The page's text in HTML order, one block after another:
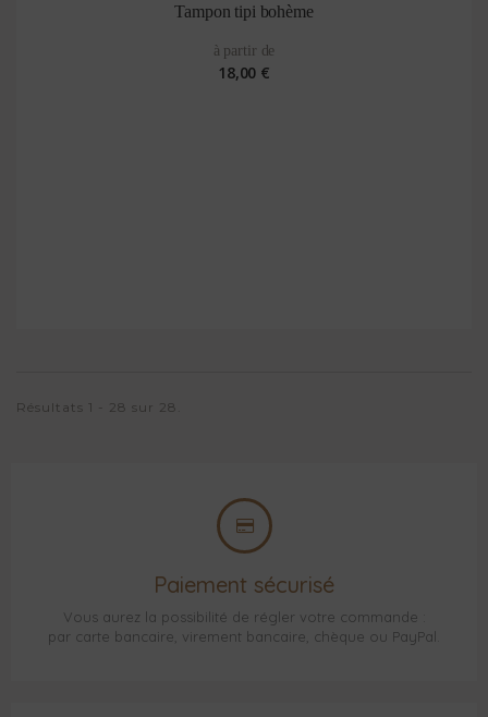
Tampon tipi bohème
à partir de
18,00 €
Résultats 1 - 28 sur 28.
Paiement sécurisé
Vous aurez la possibilité de régler votre commande :
par carte bancaire, virement bancaire, chèque ou PayPal.